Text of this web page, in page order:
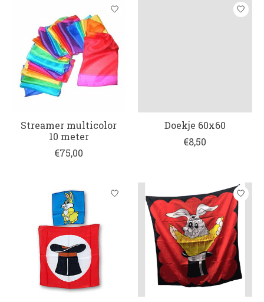
Streamer multicolor
10 meter
€75,00
Doekje 60x60
€8,50